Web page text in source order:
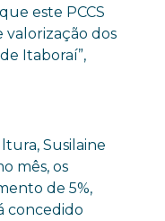
este PCCS
valorização dos
Itaboraí”,
Susilaine
mês, os
de 5%,
concedido